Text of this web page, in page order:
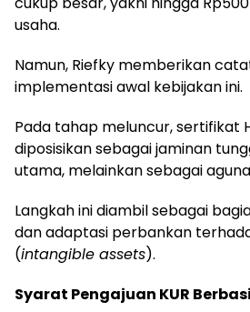
usaha.
Namun, Riefky memberikan
implementasi awal kebijakan ini.
Pada tahap meluncur, sertifikat
diposisikan sebagai jaminan
utama, melainkan sebagai
Langkah ini diambil sebagai
dan adaptasi perbankan
(intangible assets).
Syarat Pengajuan KUR